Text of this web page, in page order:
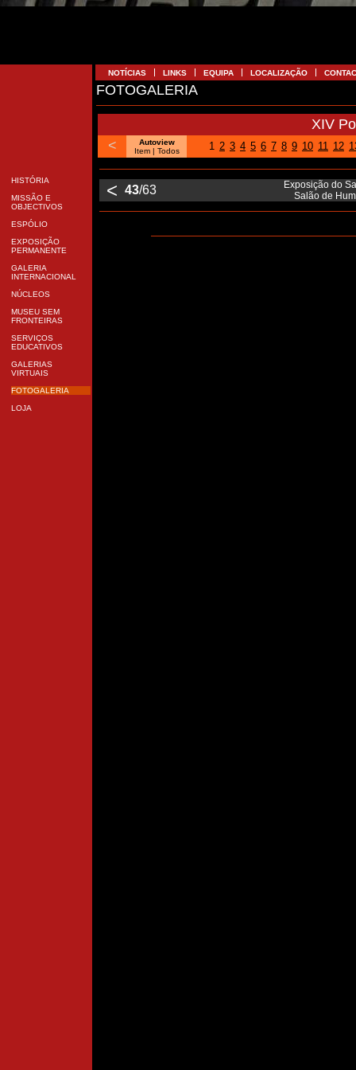
HISTÓRIA
MISSÃO E
OBJECTIVOS
ESPÓLIO
EXPOSIÇÃO
PERMANENTE
GALERIA
INTERNACIONAL
NÚCLEOS
MUSEU SEM
FRONTEIRAS
SERVIÇOS
EDUCATIVOS
GALERIAS
VIRTUAIS
FOTOGALERIA
LOJA
NOTÍCIAS LINKS EQUIPA LOCALIZAÇÃO
FOTOGALERIA
XIV
<
Autoview
Item | Todos 1 2 3 4 5 6 7 8 9 10 11 12
< 43/63
Exposição do
Salão de